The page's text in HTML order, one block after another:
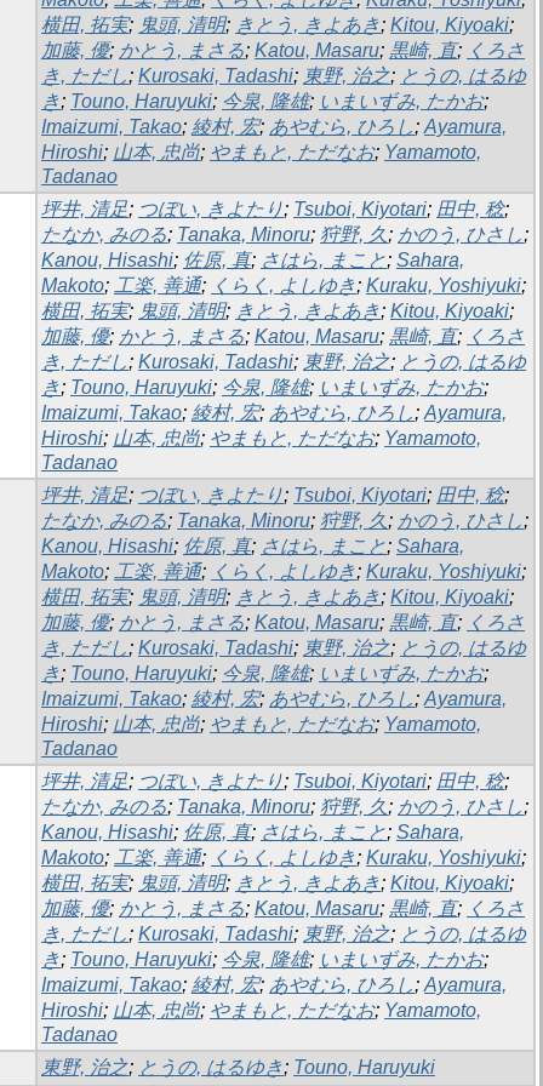
横田, 拓実; 鬼頭, 清明; きとう, きよあき; Kitou, Kiyoaki;
加藤, 優; かとう, まさる; Katou, Masaru; 黒崎, 直; くろさ
き, ただし; Kurosaki, Tadashi; 東野, 治之; とうの, はるゆ
き; Touno, Haruyuki; 今泉, 隆雄; いまいずみ, たかお;
Imaizumi, Takao; 綾村, 宏; あやむら, ひろし; Ayamura,
Hiroshi; 山本, 忠尚; やまもと, ただなお; Yamamoto,
Tadanao
坪井, 清足; つぼい, きよたり; Tsuboi, Kiyotari; 田中, 稔;
たなか, みのる; Tanaka, Minoru; 狩野, 久; かのう, ひさし;
Kanou, Hisashi; 佐原, 真; さはら, まこと; Sahara,
Makoto; 工楽, 善通; くらく, よしゆき; Kuraku, Yoshiyuki;
横田, 拓実; 鬼頭, 清明; きとう, きよあき; Kitou, Kiyoaki;
加藤, 優; かとう, まさる; Katou, Masaru; 黒崎, 直; くろさ
き, ただし; Kurosaki, Tadashi; 東野, 治之; とうの, はるゆ
き; Touno, Haruyuki; 今泉, 隆雄; いまいずみ, たかお;
Imaizumi, Takao; 綾村, 宏; あやむら, ひろし; Ayamura,
Hiroshi; 山本, 忠尚; やまもと, ただなお; Yamamoto,
Tadanao
坪井, 清足; つぼい, きよたり; Tsuboi, Kiyotari; 田中, 稔;
たなか, みのる; Tanaka, Minoru; 狩野, 久; かのう, ひさし;
Kanou, Hisashi; 佐原, 真; さはら, まこと; Sahara,
Makoto; 工楽, 善通; くらく, よしゆき; Kuraku, Yoshiyuki;
横田, 拓実; 鬼頭, 清明; きとう, きよあき; Kitou, Kiyoaki;
加藤, 優; かとう, まさる; Katou, Masaru; 黒崎, 直; くろさ
き, ただし; Kurosaki, Tadashi; 東野, 治之; とうの, はるゆ
き; Touno, Haruyuki; 今泉, 隆雄; いまいずみ, たかお;
Imaizumi, Takao; 綾村, 宏; あやむら, ひろし; Ayamura,
Hiroshi; 山本, 忠尚; やまもと, ただなお; Yamamoto,
Tadanao
坪井, 清足; つぼい, きよたり; Tsuboi, Kiyotari; 田中, 稔;
たなか, みのる; Tanaka, Minoru; 狩野, 久; かのう, ひさし;
Kanou, Hisashi; 佐原, 真; さはら, まこと; Sahara,
Makoto; 工楽, 善通; くらく, よしゆき; Kuraku, Yoshiyuki;
横田, 拓実; 鬼頭, 清明; きとう, きよあき; Kitou, Kiyoaki;
加藤, 優; かとう, まさる; Katou, Masaru; 黒崎, 直; くろさ
き, ただし; Kurosaki, Tadashi; 東野, 治之; とうの, はるゆ
き; Touno, Haruyuki; 今泉, 隆雄; いまいずみ, たかお;
Imaizumi, Takao; 綾村, 宏; あやむら, ひろし; Ayamura,
Hiroshi; 山本, 忠尚; やまもと, ただなお; Yamamoto,
Tadanao
東野, 治之; とうの, はるゆき; Touno, Haruyuki